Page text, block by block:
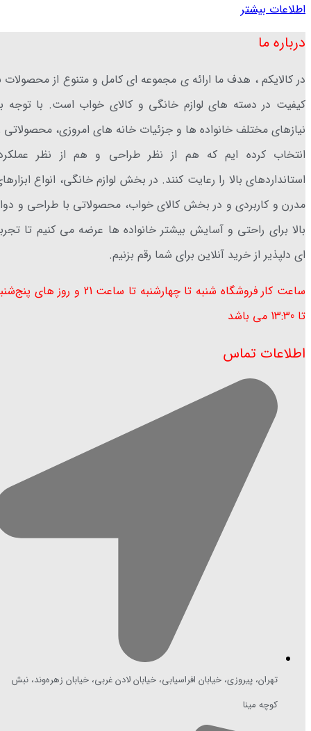
اطلاعات بیشتر
درباره ما
در کالایکم ، هدف ما ارائه ی مجموعه ای کامل و متنوع از محصولات
کیفیت در دسته های لوازم خانگی و کالای خواب است. با توجه
نیازهای مختلف خانواده ها و جزئیات خانه های امروزی، محصولاتی
انتخاب کرده ایم که هم از نظر طراحی و هم از نظر
استانداردهای بالا را رعایت کنند. در بخش لوازم خانگی، انواع
مدرن و کاربردی و در بخش کالای خواب، محصولاتی با طراحی و
بالا برای راحتی و آسایش بیشتر خانواده ها عرضه می کنیم تا
ای دلپذیر از خرید آنلاین برای شما رقم بزنیم.
ساعت کار فروشگاه شنبه تا چهارشنبه تا ساعت 21 و روز های
تا 13:30 می باشد ​
اطلاعات تماس
تهران، پیروزی، خیابان افراسیابی، خیابان لادن غربی، خیابان زهره‌وند، نبش
کوچه مینا